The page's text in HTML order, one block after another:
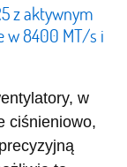
z aktywnym
w 8400 MT/s i
w
ciśnieniowo,